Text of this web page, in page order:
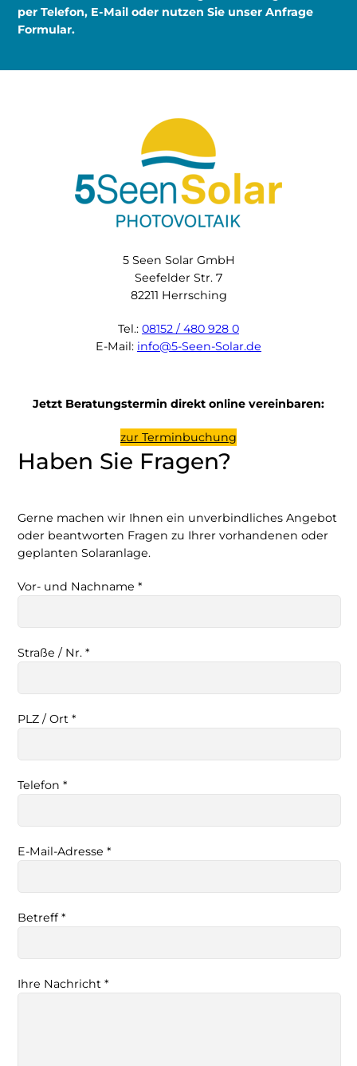
per Telefon, E-Mail oder nutzen Sie unser Anfrage
Formular.
5 Seen Solar GmbH
Seefelder Str. 7
82211 Herrsching
Tel.: 08152 / 480 928 0
E-Mail: info@5-Seen-Solar.de
Jetzt Beratungstermin direkt online vereinbaren:
zur Terminbuchung
Haben Sie Fragen?
Gerne machen wir Ihnen ein unverbindliches Angebot
oder beantworten Fragen zu Ihrer vorhandenen oder
geplanten Solaranlage.
Vor- und Nachname *
Straße / Nr. *
PLZ / Ort *
Telefon *
E-Mail-Adresse *
Betreff *
Ihre Nachricht *